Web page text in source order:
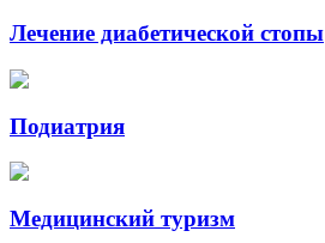
Лечение диабетической стопы
Подиатрия
Медицинский туризм